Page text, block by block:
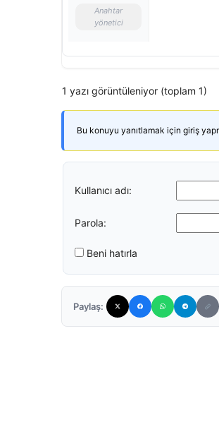
Anahtar
yönetici
1 yazı görüntüleniyor (toplam 1)
Bu konuyu yanıtlamak için giriş
Kullanıcı adı:
Parola:
Beni hatırla
Paylaş: